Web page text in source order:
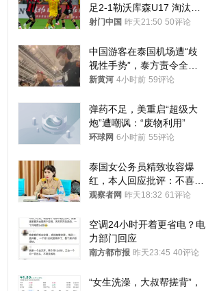
足2-1勒沃库森U17 淘汰赛
将战河床
射门中国 昨天21:50 50评论
中国游客在泰国机场遭“歧
视性手势”，泰方责令全面
调查，对责任人采取最严厉
新黄河 4小时前 59评论
弹药不足，美重启“超级大
炮”遭嘲讽：“废物利用”
环球网 6小时前 55评论
泰国女公务员精致妆容爆
红，本人回应批评：不喜欢
就别看
观察者网 昨天18:32 61评论
空调24小时开着更省电？电
力部门回应
南方都市报 昨天23:45 40评论
“女生洗澡，大叔帮搓背”，